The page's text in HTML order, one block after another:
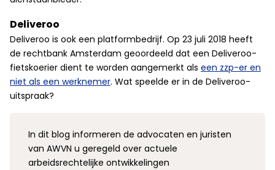
Deliveroo
Deliveroo is ook een platformbedrijf. Op 23 juli 2018 heeft
de rechtbank Amsterdam geoordeeld dat een Deliveroo-
fietskoerier dient te worden aangemerkt als een zzp-er en
niet als een werknemer. Wat speelde er in de Deliveroo-
uitspraak?
In dit blog informeren de advocaten en juristen
van AWVN u geregeld over actuele
arbeidsrechtelijke ontwikkelingen